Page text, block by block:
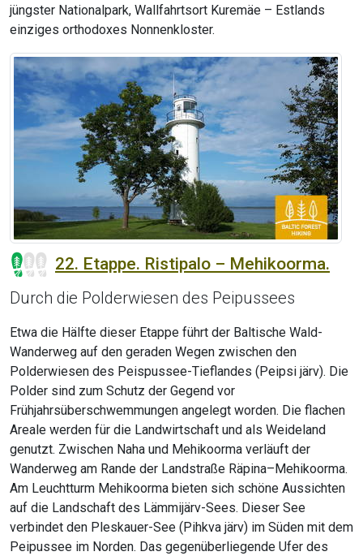
jüngster Nationalpark, Wallfahrtsort Kuremäe – Estlands
einziges orthodoxes Nonnenkloster.
22. Etappe. Ristipalo – Mehikoorma.
Durch die Polderwiesen des Peipussees
Etwa die Hälfte dieser Etappe führt der Baltische Wald-
Wanderweg auf den geraden Wegen zwischen den
Polderwiesen des Peispussee-Tieflandes (Peipsi järv). Die
Polder sind zum Schutz der Gegend vor
Frühjahrsüberschwemmungen angelegt worden. Die flachen
Areale werden für die Landwirtschaft und als Weideland
genutzt. Zwischen Naha und Mehikoorma verläuft der
Wanderweg am Rande der Landstraße Räpina–Mehikoorma.
Am Leuchtturm Mehikoorma bieten sich schöne Aussichten
auf die Landschaft des Lämmijärv-Sees. Dieser See
verbindet den Pleskauer-See (Pihkva järv) im Süden mit dem
Peipussee im Norden. Das gegenüberliegende Ufer des